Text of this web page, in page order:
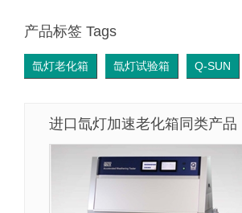
产品标签 Tags
氙灯老化箱 氙灯试验箱 Q-SUN
进口氙灯加速老化箱同类产品